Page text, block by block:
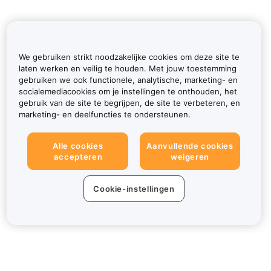
We gebruiken strikt noodzakelijke cookies om deze site te
laten werken en veilig te houden. Met jouw toestemming
gebruiken we ook functionele, analytische, marketing- en
socialemediacookies om je instellingen te onthouden, het
gebruik van de site te begrijpen, de site te verbeteren, en
marketing- en deelfuncties te ondersteunen.
Alle cookies
accepteren
Aanvullende cookies
weigeren
Cookie-instellingen